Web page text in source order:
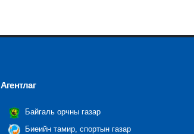
Агентлаг
Байгаль орчны газар
Биеийн тамир, спортын газар